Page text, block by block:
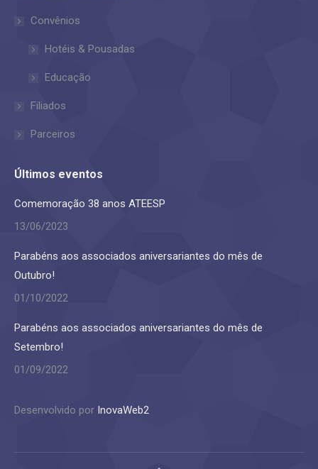
windowwindow
Convênios
Hotéis & Pousadas
Educação
Filiados
Parceiros
Últimos eventos
Comemoração 38 anos ATEESP
13/06/2023
Parabéns aos associados aniversariantes do mês de
Outubro!
01/10/2022
Parabéns aos associados aniversariantes do mês de
Setembro!
01/09/2022
Desenvolvido por InovaWeb2